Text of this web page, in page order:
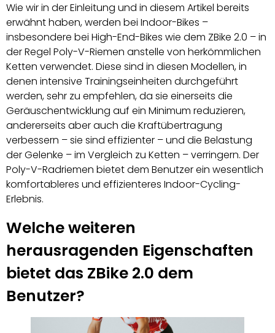
Wie wir in der Einleitung und in diesem Artikel bereits
erwähnt haben, werden bei Indoor-Bikes –
insbesondere bei High-End-Bikes wie dem ZBike 2.0 – in
der Regel Poly-V-Riemen anstelle von herkömmlichen
Ketten verwendet. Diese sind in diesen Modellen, in
denen intensive Trainingseinheiten durchgeführt
werden, sehr zu empfehlen, da sie einerseits die
Geräuschentwicklung auf ein Minimum reduzieren,
andererseits aber auch die Kraftübertragung
verbessern – sie sind effizienter – und die Belastung
der Gelenke – im Vergleich zu Ketten – verringern. Der
Poly-V-Radriemen bietet dem Benutzer ein wesentlich
komfortableres und effizienteres Indoor-Cycling-
Erlebnis.
Welche weiteren
herausragenden Eigenschaften
bietet das ZBike 2.0 dem
Benutzer?